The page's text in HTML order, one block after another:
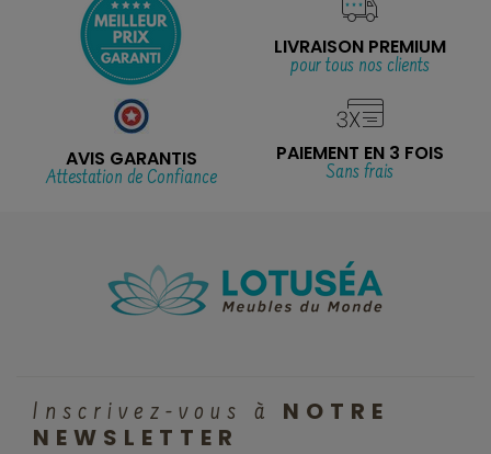
LIVRAISON PREMIUM
pour tous nos clients
AVIS GARANTIS
Attestation de Confiance
PAIEMENT EN 3 FOIS
Sans frais
Inscrivez-vous à
NOTRE
NEWSLETTER